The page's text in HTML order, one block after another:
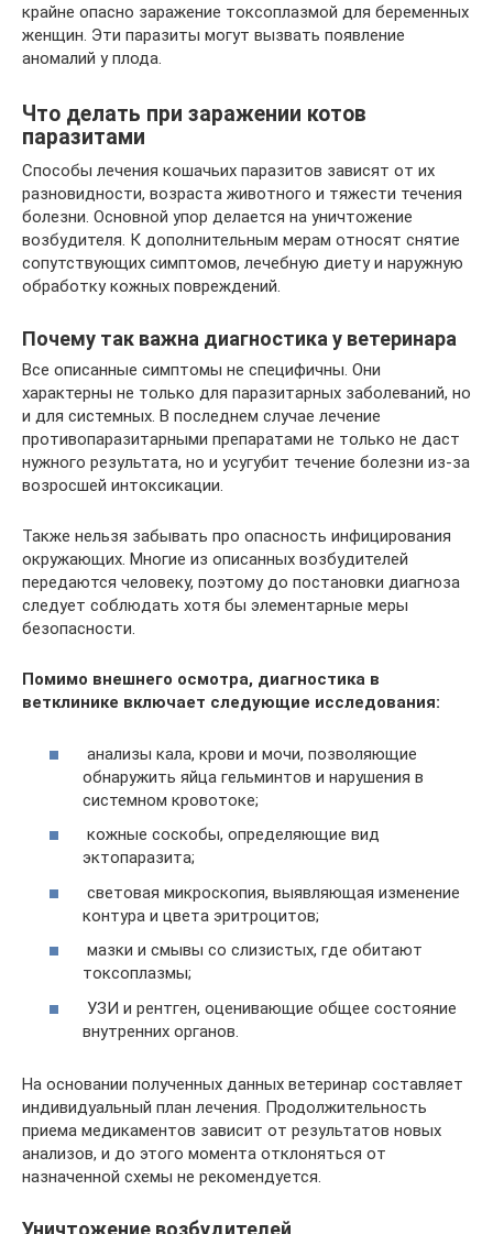
крайне опасно заражение токсоплазмой для беременных
женщин. Эти паразиты могут вызвать появление
аномалий у плода.
Что делать при заражении котов
паразитами
Способы лечения кошачьих паразитов зависят от их
разновидности, возраста животного и тяжести течения
болезни. Основной упор делается на уничтожение
возбудителя. К дополнительным мерам относят снятие
сопутствующих симптомов, лечебную диету и наружную
обработку кожных повреждений.
Почему так важна диагностика у ветеринара
Все описанные симптомы не специфичны. Они
характерны не только для паразитарных заболеваний, но
и для системных. В последнем случае лечение
противопаразитарными препаратами не только не даст
нужного результата, но и усугубит течение болезни из-за
возросшей интоксикации.
Также нельзя забывать про опасность инфицирования
окружающих. Многие из описанных возбудителей
передаются человеку, поэтому до постановки диагноза
следует соблюдать хотя бы элементарные меры
безопасности.
Помимо внешнего осмотра, диагностика в
ветклинике включает следующие исследования:
анализы кала, крови и мочи, позволяющие
обнаружить яйца гельминтов и нарушения в
системном кровотоке;
кожные соскобы, определяющие вид
эктопаразита;
световая микроскопия, выявляющая изменение
контура и цвета эритроцитов;
мазки и смывы со слизистых, где обитают
токсоплазмы;
УЗИ и рентген, оценивающие общее состояние
внутренних органов.
На основании полученных данных ветеринар составляет
индивидуальный план лечения. Продолжительность
приема медикаментов зависит от результатов новых
анализов, и до этого момента отклоняться от
назначенной схемы не рекомендуется.
Уничтожение возбудителей